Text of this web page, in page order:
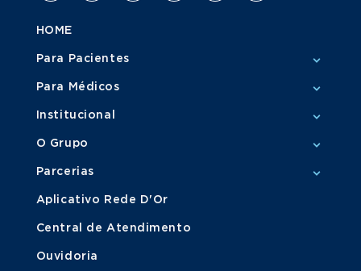
HOME
Para Pacientes
Para Médicos
Institucional
O Grupo
Parcerias
Aplicativo Rede D'Or
Central de Atendimento
Ouvidoria